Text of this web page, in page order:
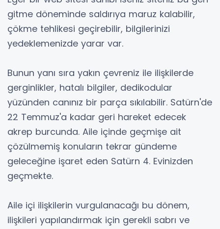
gitme döneminde saldırıya maruz kalabilir,
çökme tehlikesi geçirebilir, bilgilerinizi
yedeklemenizde yarar var.
Bunun yanı sıra yakın çevreniz ile ilişkilerde
gerginlikler, hatalı bilgiler, dedikodular
yüzünden canınız bir parça sıkılabilir. Satürn'de
22 Temmuz'a kadar geri hareket edecek
akrep burcunda. Aile içinde geçmişe ait
çözülmemiş konuların tekrar gündeme
geleceğine işaret eden Satürn 4. Evinizden
geçmekte.
Aile içi ilişkilerin vurgulanacağı bu dönem,
ilişkileri yapılandırmak için gerekli sabrı ve